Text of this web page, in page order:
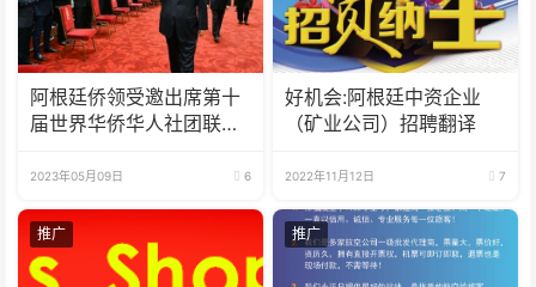
阿根廷侨领受邀出席第十
届世界华侨华人社团联谊
2023年05月09日 6
好机会:阿根廷中资企业
（矿业公司）招聘翻译
2022年11月12日 7
推广 推广